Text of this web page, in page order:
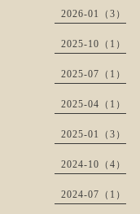
2026-01（3）
2025-10（1）
2025-07（1）
2025-04（1）
2025-01（3）
2024-10（4）
2024-07（1）